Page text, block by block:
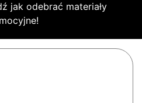
jak odebrać materiały